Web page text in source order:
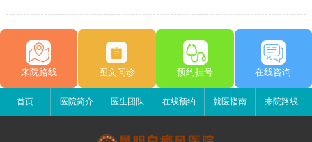
来院路线 图文问诊 预约挂号 在线咨询
首页 医院简介 医生团队 在线预约 就医指南 来院路线